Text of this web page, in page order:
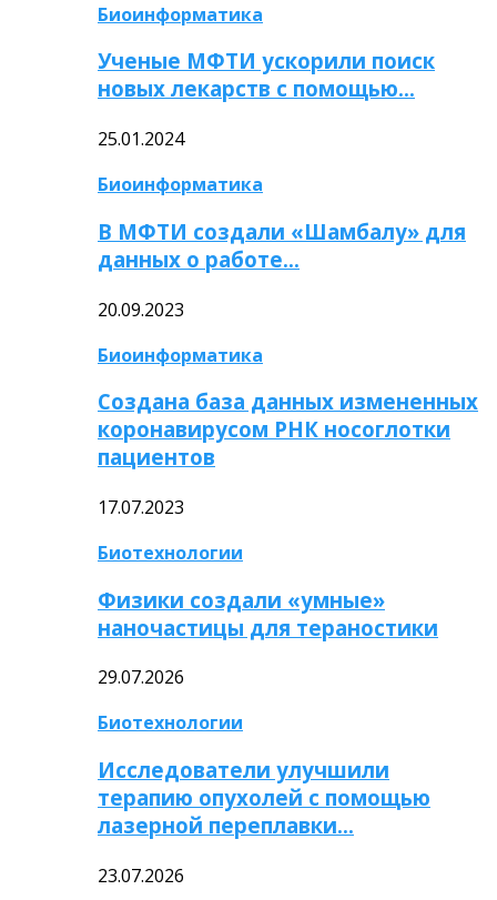
Биоинформатика
Ученые МФТИ ускорили поиск
новых лекарств с помощью…
25.01.2024
Биоинформатика
В МФТИ создали «Шамбалу» для
данных о работе…
20.09.2023
Биоинформатика
Создана база данных измененных
коронавирусом РНК носоглотки
пациентов
17.07.2023
Биотехнологии
Физики создали «умные»
наночастицы для тераностики
29.07.2026
Биотехнологии
Исследователи улучшили
терапию опухолей с помощью
лазерной переплавки…
23.07.2026